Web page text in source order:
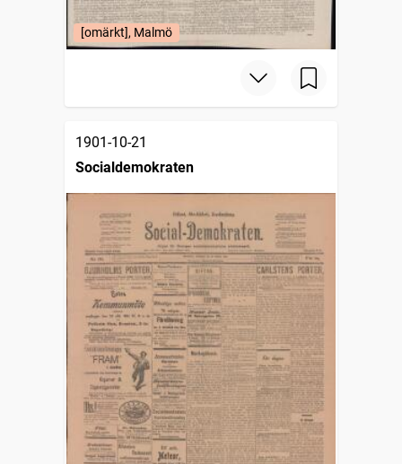
[omärkt], Malmö
1901-10-21
Socialdemokraten